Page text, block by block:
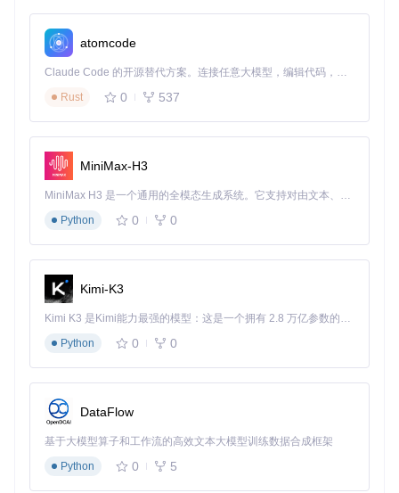
DroidPlugin通过在AndroidManifest.xml中为不同代理Service
配置不同的process属性，实现了插件Service在多进程中的运
行能力。框架会根据插件的需求和系统资源状况，自动选择合
的隔离与优化分配。
应用案例：插件化Service的典型使用场景
后台下载服务的插件化实现
某视频应用利用DroidPlugin实现了下载服务的插件化，将下载
功能封装为独立插件。当用户需要下载视频时，宿主应用动态
台稳定运行。下载完成后，插件Service自动销毁，释放系统
资源。
音乐播放服务的跨进程管理
音乐类应用通过DroidPlugin实现了播放服务的插件化，即使主
应用退出，播放Service仍能在独立进程中继续运行。通过代
知的正常显示，同时实现了播放控制与主应用的解耦。
技术优势：性能、兼容性与扩展性分析
性能优化：资源占用降低30%
通过动态加载和按需实例化机制，DroidPlugin将插件Service
的内存占用降低了约30%。框架采用延迟初始化策略，只有当
atomcode
Claude Code 的开源替代方案。连接任意大模型，编辑代码，运行命令，自动验证 — 全自动执行。用 Rust 构建，极致性能。 ｜ An open-source alternative to Claude Code. Connect any LLM, edit code, run commands, and verify changes — autonomously. Built in Rust for speed. Get Started
Rust
0 537
MiniMax-H3
MiniMax H3 是一个通用的全模态生成系统。它支持对由文本、图像、视频和音频组成的多模态上下文进行统一理解，并能生成分辨率高达 2K、时长可达 15 秒的带原生立体声音频的视频。得益于面向任务泛化的系统设计，H3 在预训练阶段就已具备广泛的多模态上下文理解与生成能力，能够出色地执行复杂的多模态指令。
Python
0 0
Kimi-K3
Kimi K3 是Kimi能力最强的模型：这是一个拥有 2.8 万亿参数的混合专家（MoE）模型，具备原生视觉理解能力，并支持 100 万 token 的上下文窗口。
Python
0 0
DataFlow
基于大模型算子和工作流的高效文本大模型训练数据合成框架
Python
0 5